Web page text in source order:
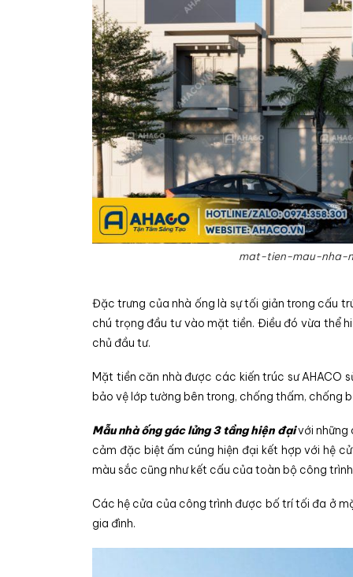
mat-tien-mau-nha-
Đặc trưng của nhà ống là sự tối giản trong cấu
chú trọng đầu tư vào mặt tiền. Điều đó vừa thể
chủ đầu tư.
Mặt tiền căn nhà được các kiến trúc sư AHACO
bảo vệ lớp tường bên trong, chống thấm, chống
Mẫu nhà ống gác lửng 3 tầng hiện đạivới những
cảm đặc biệt ấm cúng hiện đại kết hợp với hệ
màu sắc cũng như kết cấu của toàn bộ công
Các hệ cửa của công trình được bố trí tối đa ở
gia đình.